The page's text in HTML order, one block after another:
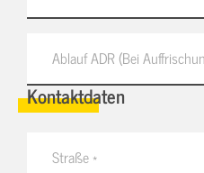
Kontaktdaten